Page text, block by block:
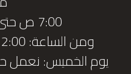
7:00 ص حتى 12:00 ظهراً
ومن الساعة: 2:00 م حتى 7:00 مساءاً.
يوم الخميس: نعمل حتى